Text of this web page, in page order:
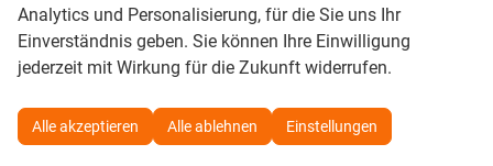
Beschreibung
Fensterheber elektr. vorn mit Komfortschaltung
Klimaautomatik 2-Zonen
Analytics und Personalisierung, für die Sie uns Ihr
Einverständnis geben. Sie können Ihre Einwilligung
jederzeit mit Wirkung für die Zukunft widerrufen.
Alle akzeptieren Alle ablehnen Einstellungen